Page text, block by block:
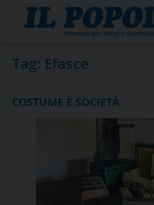
Tag: Efasce
COSTUME E SOCIETÀ